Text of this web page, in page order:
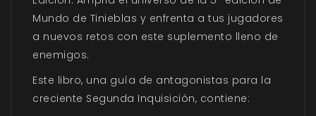
Mundo de Tinieblas y enfrenta a tus jugadores
a nuevos retos con este suplemento lleno de
enemigos.
Este libro, una guía de antagonistas para la
creciente Segunda Inquisición, contiene: